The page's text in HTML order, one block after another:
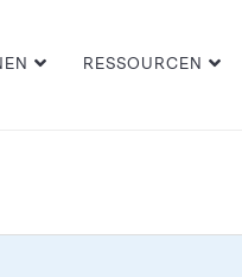
RESSOURCEN